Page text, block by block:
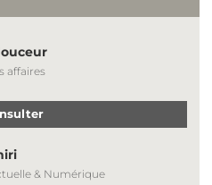
affaires
& Numérique